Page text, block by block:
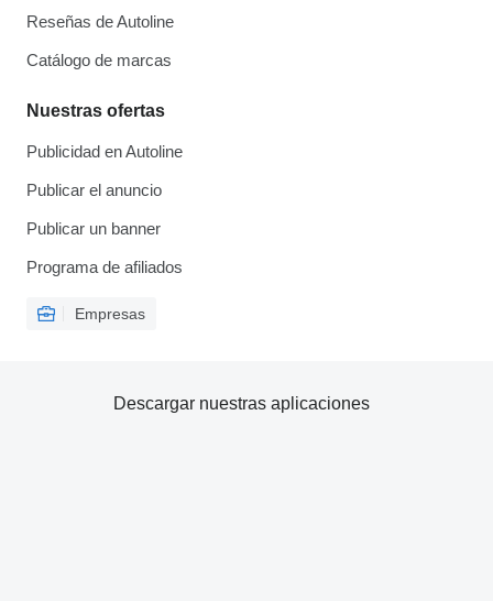
Reseñas de Autoline
Catálogo de marcas
Nuestras ofertas
Publicidad en Autoline
Publicar el anuncio
Publicar un banner
Programa de afiliados
Empresas
Descargar nuestras aplicaciones